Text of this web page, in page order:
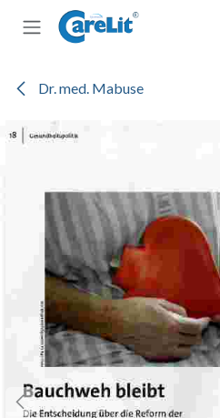
Zum Inhalt springen
Dr. med. Mabuse